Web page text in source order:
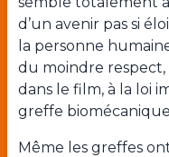
d’un avenir pas si
la personne
du moindre respect,
dans le film, à la loi
greffe
Même les greffes